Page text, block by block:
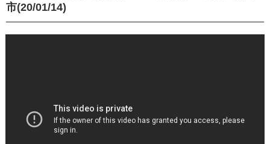
市(20/01/14)